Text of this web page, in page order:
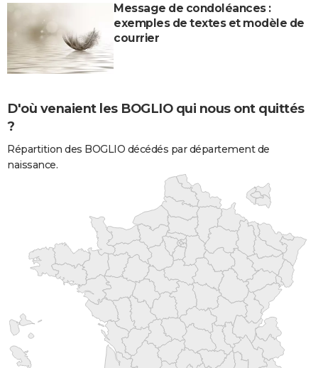
Message de condoléances :
exemples de textes et modèle de
courrier
D'où venaient les BOGLIO qui nous ont quittés
?
Répartition des BOGLIO décédés par département de
naissance.